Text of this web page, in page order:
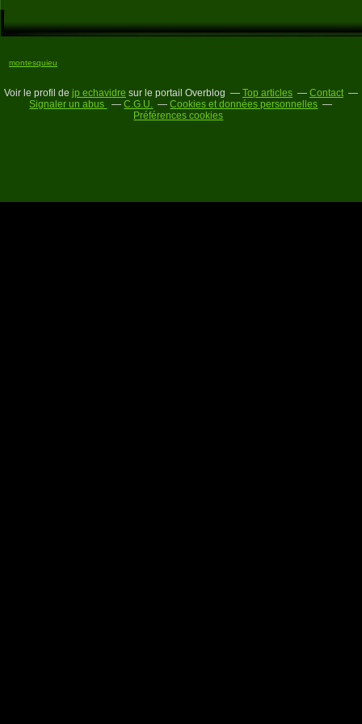
montesquieu
Voir le profil de jp echavidre sur le portail Overblog Top articles
Contact
Signaler un abus
C.G.U.
Cookies et données personnelles
Préférences cookies